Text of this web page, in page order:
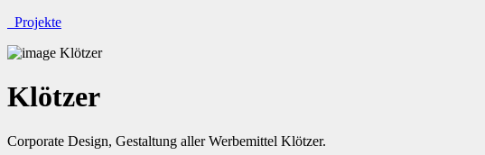
Projekte
Klötzer
Corporate Design, Gestaltung aller Werbemittel Klötzer.